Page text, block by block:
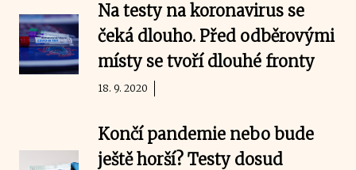
Na testy na koronavirus se
čeká dlouho. Před odběrovými
místy se tvoří dlouhé fronty
18. 9. 2020
Končí pandemie nebo bude
ještě horší? Testy dosud